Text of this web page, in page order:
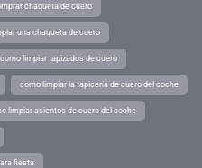
chaqueta de cuero
una chaqueta de cuero
como limpiar tapizados de cuero
como limpiar la tapiceria de cuero del coche
limpiar asientos de cuero del coche
fiesta